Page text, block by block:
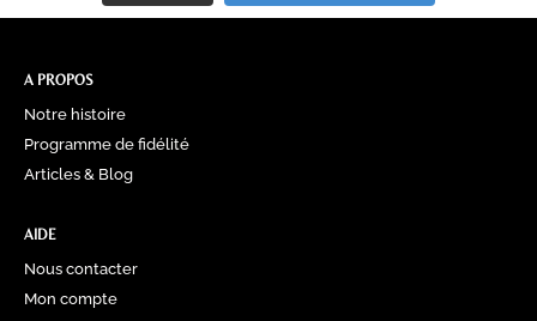
A PROPOS
Notre histoire
Programme de fidélité
Articles & Blog
AIDE
Nous contacter
Mon compte